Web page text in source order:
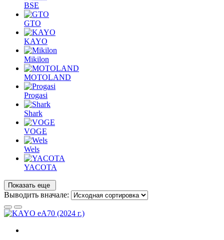
BSE
GTO
KAYO
Mikilon
MOTOLAND
Progasi
Shark
VOGE
Wels
YACOTA
Показать еще
Выводить вначале: